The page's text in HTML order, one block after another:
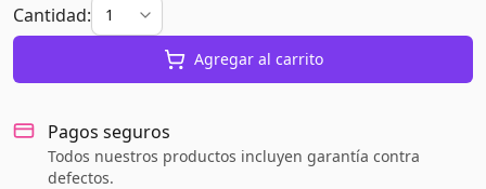
Cantidad:
Agregar al carrito
Pagos seguros
Todos nuestros productos incluyen garantía contra
defectos.